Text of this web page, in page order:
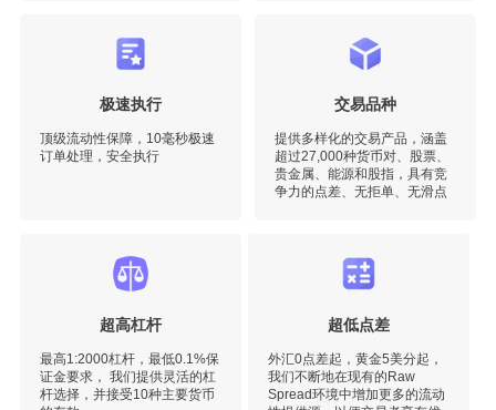
极速执行
顶级流动性保障，10毫秒极速
订单处理，安全执行
交易品种
提供多样化的交易产品，涵盖
超过27,000种货币对、股票、
贵金属、能源和股指，具有竞
争力的点差、无拒单、无滑点
超高杠杆
最高1:2000杠杆，最低0.1%保
证金要求， 我们提供灵活的杠
杆选择，并接受10种主要货币
超低点差
外汇0点差起，黄金5美分起，
我们不断地在现有的Raw
Spread环境中增加更多的流动